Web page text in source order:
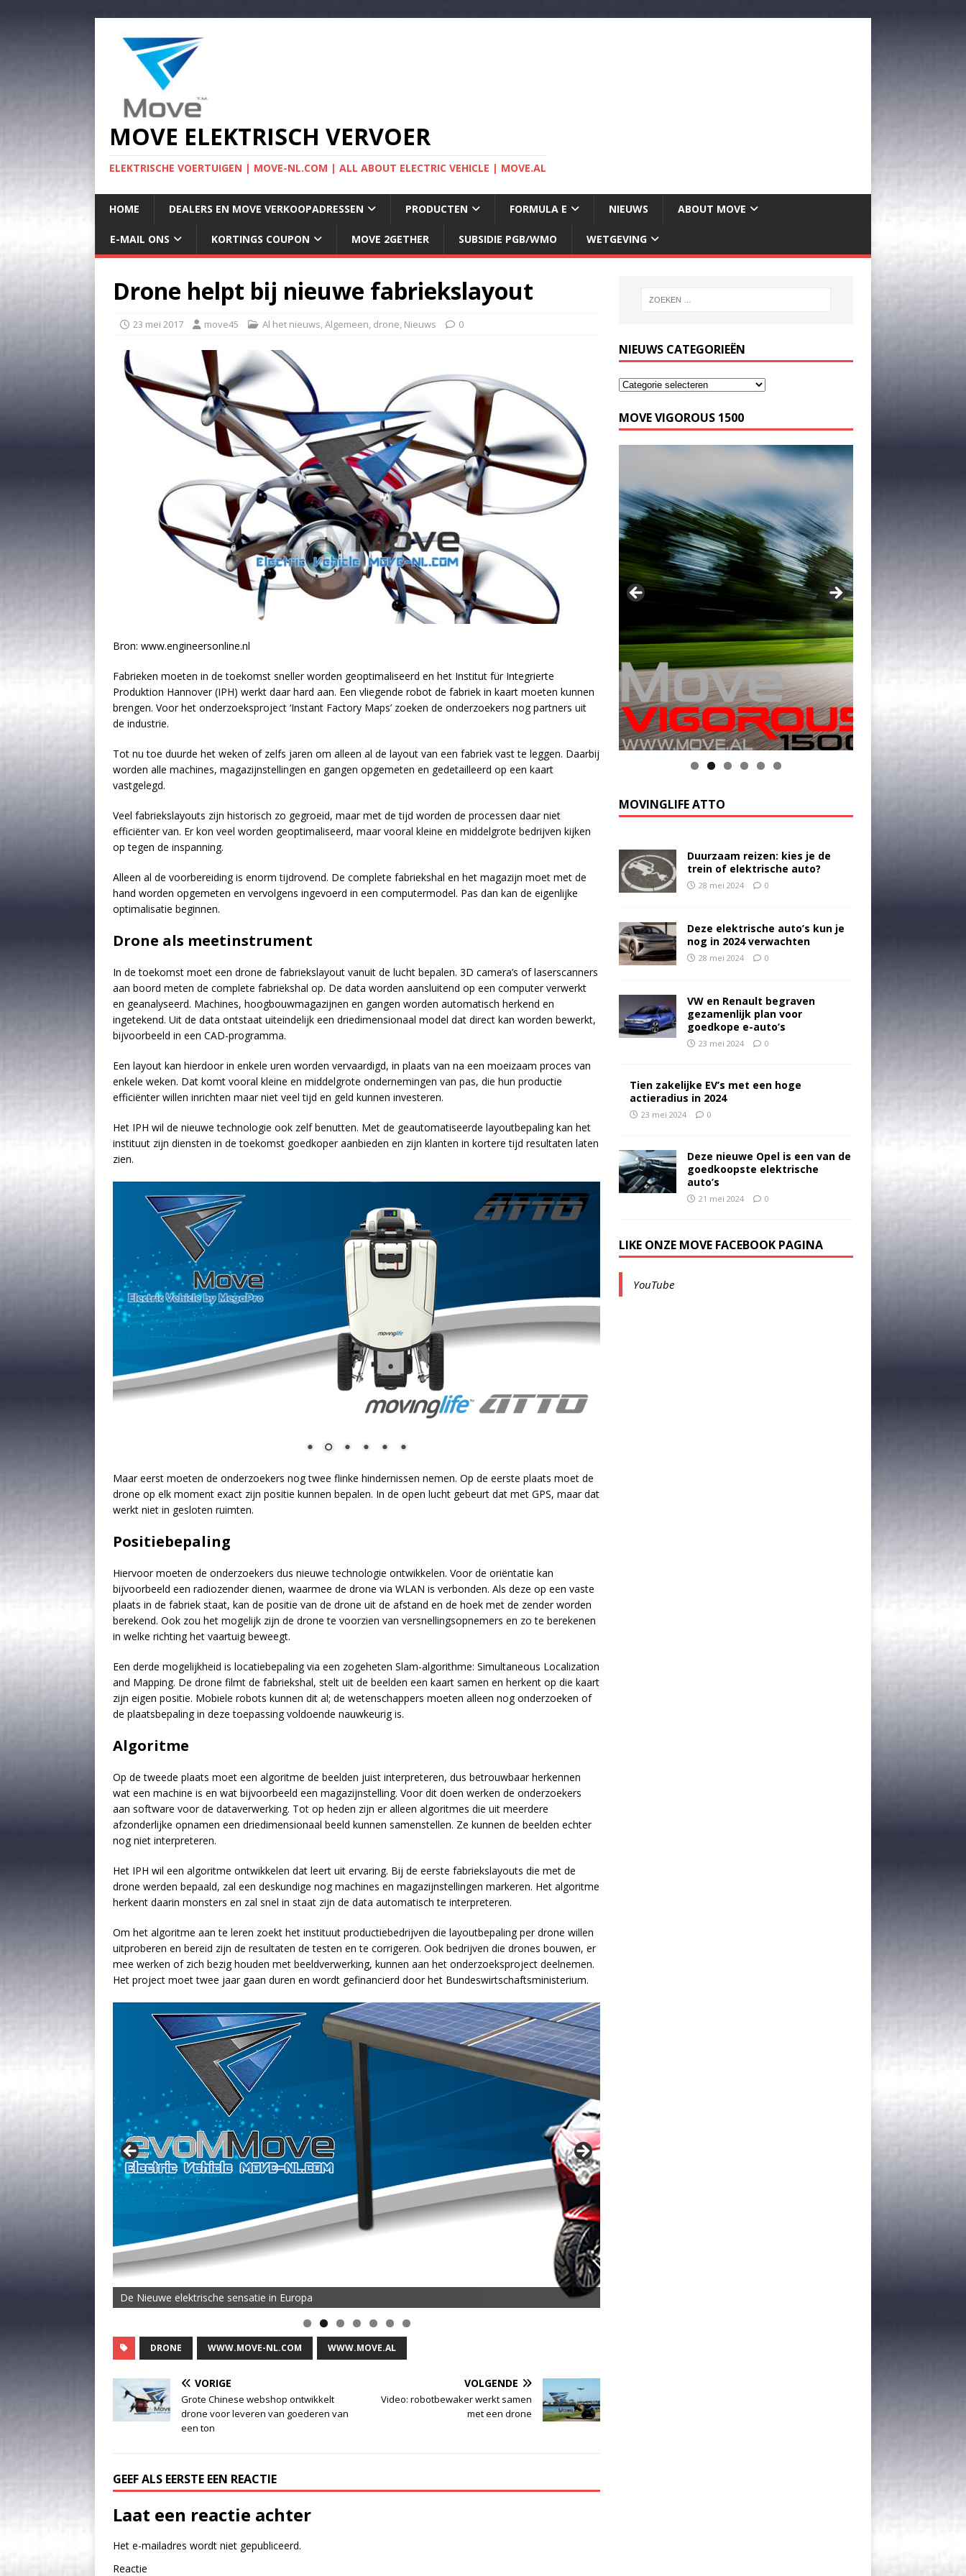
MOVE ELEKTRISCH VERVOER
ELEKTRISCHE VOERTUIGEN | MOVE-NL.COM | ALL ABOUT ELECTRIC VEHICLE | MOVE.AL
HOME DEALERS EN MOVE VERKOOPADRESSEN PRODUCTEN FORMULA E NIEUWS ABOUT MOVE
E-MAIL ONS KORTINGS COUPON MOVE 2GETHER SUBSIDIE PGB/WMO WETGEVING
Drone helpt bij nieuwe fabriekslayout
23 mei 2017 move45 Al het nieuws,Algemeen, drone, Nieuws 0
Bron: www.engineersonline.nl
Fabrieken moeten in de toekomst sneller worden geoptimaliseerd en het Institut für Integrierte
Produktion Hannover (IPH) werkt daar hard aan. Een vliegende robot de fabriek in kaart moeten kunnen
brengen. Voor het onderzoeksproject ‘Instant Factory Maps’ zoeken de onderzoekers nog partners uit
de industrie.
Tot nu toe duurde het weken of zelfs jaren om alleen al de layout van een fabriek vast te leggen. Daarbij
worden alle machines, magazijnstellingen en gangen opgemeten en gedetailleerd op een kaart
vastgelegd.
Veel fabriekslayouts zijn historisch zo gegroeid, maar met de tijd worden de processen daar niet
efficiënter van. Er kon veel worden geoptimaliseerd, maar vooral kleine en middelgrote bedrijven kijken
op tegen de inspanning.
Alleen al de voorbereiding is enorm tijdrovend. De complete fabriekshal en het magazijn moet met de
hand worden opgemeten en vervolgens ingevoerd in een computermodel. Pas dan kan de eigenlijke
optimalisatie beginnen.
Drone als meetinstrument
In de toekomst moet een drone de fabriekslayout vanuit de lucht bepalen. 3D camera’s of laserscanners
aan boord meten de complete fabriekshal op. De data worden aansluitend op een computer verwerkt
en geanalyseerd. Machines, hoogbouwmagazijnen en gangen worden automatisch herkend en
ingetekend. Uit de data ontstaat uiteindelijk een driedimensionaal model dat direct kan worden bewerkt,
bijvoorbeeld in een CAD-programma.
Een layout kan hierdoor in enkele uren worden vervaardigd, in plaats van na een moeizaam proces van
enkele weken. Dat komt vooral kleine en middelgrote ondernemingen van pas, die hun productie
efficiënter willen inrichten maar niet veel tijd en geld kunnen investeren.
Het IPH wil de nieuwe technologie ook zelf benutten. Met de geautomatiseerde layoutbepaling kan het
instituut zijn diensten in de toekomst goedkoper aanbieden en zijn klanten in kortere tijd resultaten laten
zien.
Maar eerst moeten de onderzoekers nog twee flinke hindernissen nemen. Op de eerste plaats moet de
drone op elk moment exact zijn positie kunnen bepalen. In de open lucht gebeurt dat met GPS, maar dat
werkt niet in gesloten ruimten.
Positiebepaling
Hiervoor moeten de onderzoekers dus nieuwe technologie ontwikkelen. Voor de oriëntatie kan
bijvoorbeeld een radiozender dienen, waarmee de drone via WLAN is verbonden. Als deze op een vaste
plaats in de fabriek staat, kan de positie van de drone uit de afstand en de hoek met de zender worden
berekend. Ook zou het mogelijk zijn de drone te voorzien van versnellingsopnemers en zo te berekenen
in welke richting het vaartuig beweegt.
Een derde mogelijkheid is locatiebepaling via een zogeheten Slam-algorithme: Simultaneous Localization
and Mapping. De drone filmt de fabriekshal, stelt uit de beelden een kaart samen en herkent op die kaart
zijn eigen positie. Mobiele robots kunnen dit al; de wetenschappers moeten alleen nog onderzoeken of
de plaatsbepaling in deze toepassing voldoende nauwkeurig is.
Algoritme
Op de tweede plaats moet een algoritme de beelden juist interpreteren, dus betrouwbaar herkennen
wat een machine is en wat bijvoorbeeld een magazijnstelling. Voor dit doen werken de onderzoekers
aan software voor de dataverwerking. Tot op heden zijn er alleen algoritmes die uit meerdere
afzonderlijke opnamen een driedimensionaal beeld kunnen samenstellen. Ze kunnen de beelden echter
nog niet interpreteren.
Het IPH wil een algoritme ontwikkelen dat leert uit ervaring. Bij de eerste fabriekslayouts die met de
drone werden bepaald, zal een deskundige nog machines en magazijnstellingen markeren. Het algoritme
herkent daarin monsters en zal snel in staat zijn de data automatisch te interpreteren.
Om het algoritme aan te leren zoekt het instituut productiebedrijven die layoutbepaling per drone willen
uitproberen en bereid zijn de resultaten de testen en te corrigeren. Ook bedrijven die drones bouwen, er
mee werken of zich bezig houden met beeldverwerking, kunnen aan het onderzoeksproject deelnemen.
Het project moet twee jaar gaan duren en wordt gefinancierd door het Bundeswirtschaftsministerium.
De Nieuwe elektrische sensatie in Europa
De MOVE Vigorous 1500 Highline | 45 km Topsnelheid en 50 km Actieradius
DRONE WWW.MOVE-NL.COM WWW.MOVE.AL
VORIGE
Grote Chinese webshop ontwikkelt
drone voor leveren van goederen van
een ton
VOLGENDE
Video: robotbewaker werkt samen
met een drone
GEEF ALS EERSTE EEN REACTIE
Laat een reactie achter
Het e-mailadres wordt niet gepubliceerd.
Reactie
NIEUWS CATEGORIEËN
MOVE VIGOROUS 1500
Klik op de foto voor meer informatie
MOVINGLIFE ATTO
Duurzaam reizen: kies je de
trein of elektrische auto?
28 mei 2024 0
Deze elektrische auto’s kun je
nog in 2024 verwachten
28 mei 2024 0
VW en Renault begraven
gezamenlijk plan voor
goedkope e-auto’s
23 mei 2024 0
Tien zakelijke EV’s met een hoge
actieradius in 2024
23 mei 2024 0
Deze nieuwe Opel is een van de
goedkoopste elektrische
auto’s
21 mei 2024 0
LIKE ONZE MOVE FACEBOOK PAGINA
YouTube